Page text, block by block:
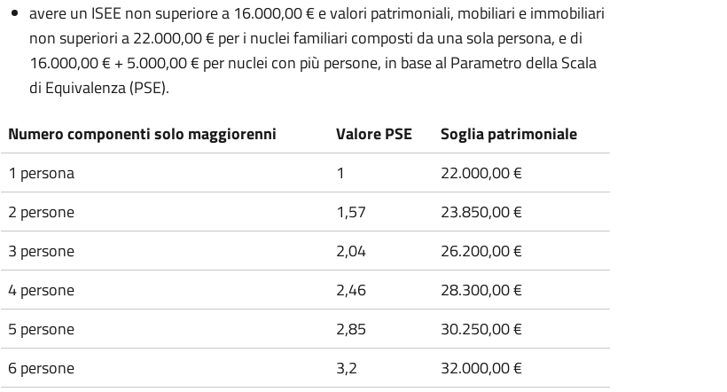
avere un ISEE non superiore a 16.000,00 € e valori patrimoniali, mobiliari e immobiliari
non superiori a 22.000,00 € per i nuclei familiari composti da una sola persona, e di
16.000,00 € + 5.000,00 € per nuclei con più persone, in base al Parametro della Scala
di Equivalenza (PSE).
Numero componenti solo maggiorenni
Valore PSE
Soglia patrimoniale
1 persona
1
22.000,00 €
2 persone
1,57
23.850,00 €
3 persone
2,04
26.200,00 €
4 persone
2,46
28.300,00 €
5 persone
2,85
30.250,00 €
6 persone
3,2 32.000,00 €